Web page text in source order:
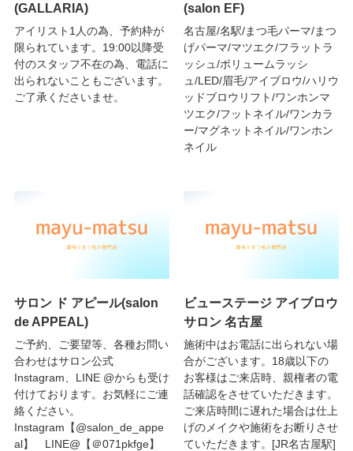
(GALLARIA)
アイリスト1人の為、予約枠が
限られています。19:00以降受
付のスタッフ不在の為、電話に
出られないこともございます。
ご了承くださいませ。
(salon EF)
名古屋/名駅/まつ毛パーマ/まつ
げパーマ/マツエク/フラットラ
ッシュ/ボリュームラッシ
ュ/LED/眉毛/アイブロウ/ハリウ
ッドブロウリフト/ワンホンマ
ツエク/フットネイル/ワンカラ
ー/マグネットネイル/ワンホン
ネイル
サロン ド アピール(salon
de APPEAL)
ご予約、ご要望等、各種お問い
合わせはサロン公式
Instagram、LINE @からも受け
付けております。お気軽にご連
絡ください。
Instagram【@salon_de_appe
al】 LINE@【＠071pkfge】
ビューステージ アイブロウ
サロン 名古屋
施術中はお電話に出られない場
合がございます。18歳以下の
お客様はご来店時、親権者の電
話確認をさせていただきます。
ご来店時間に遅れた場合は仕上
げのメイクや施術をお断りさせ
ていただきます。[JR名古屋駅]